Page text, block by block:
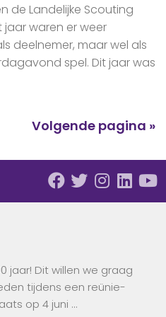
de Landelijke Scouting
jaar waren er weer
deelnemer, maar wel als
spel. Dit jaar was
Volgende pagina »
jaar! Dit willen we graag
tijdens een reünie-
op 4 juni …